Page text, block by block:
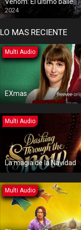
2024
LO MAS RECIENTE
Multi Audio
EXmas
Multi Audio
La magia de la Navidad
Multi Audio